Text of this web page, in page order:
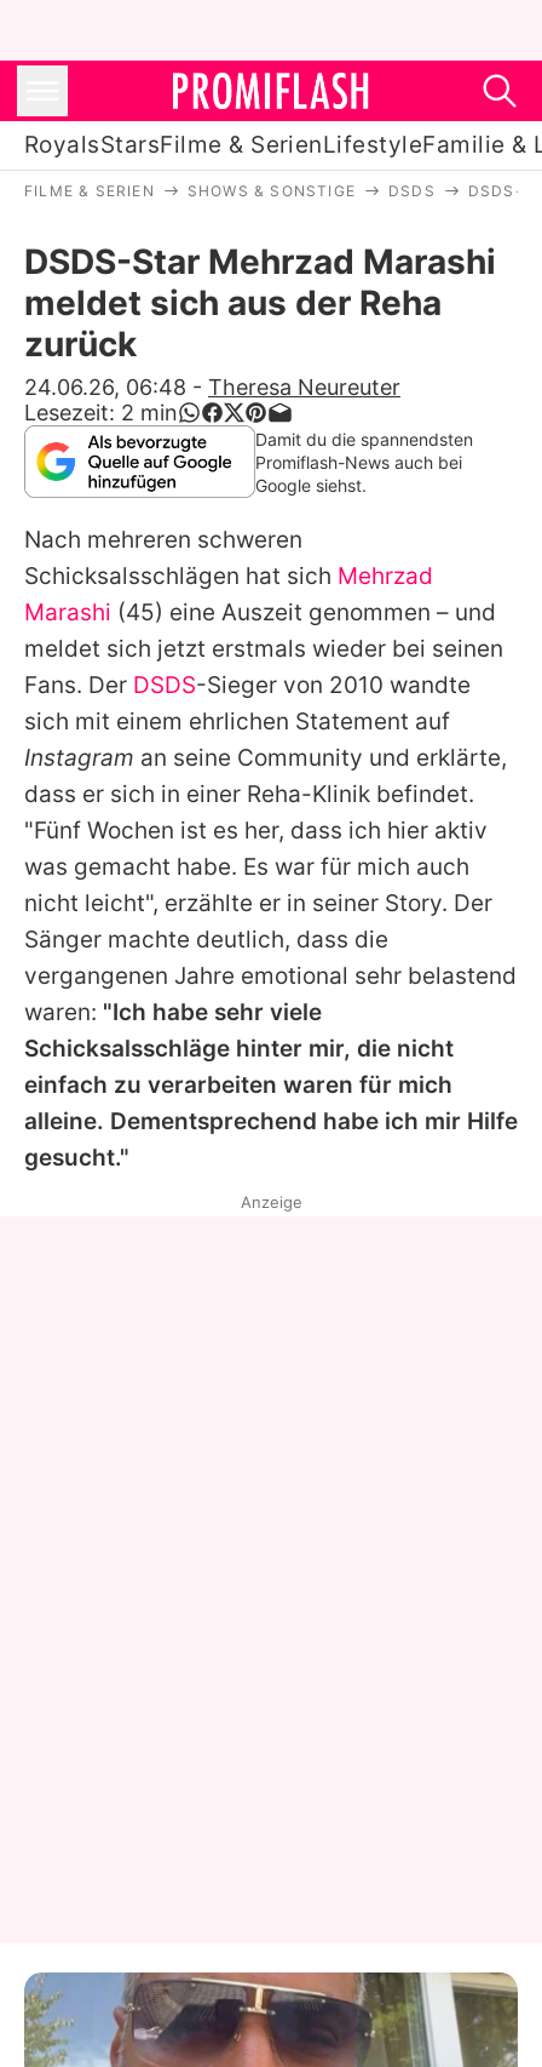
RoyalsStarsFilme & SerienLifestyleFamilie &
Stars
Filme & Serien
Lifestyle
Familie & Liebe
Promiflash Exklusiv
Alle Themen auf Promiflash
Jobs
App runterladen
Team
Redaktionelle Richtlinien
Impressum
Datenschutzerklärung
Nutzungsbedingungen
Utiq verwalten
FILME & SERIEN SHOWS & SONSTIGE DSDS DSDS-
DSDS-Star Mehrzad Marashi
meldet sich aus der Reha
zurück
24.06.26, 06:48 - Theresa Neureuter
Lesezeit: 2 min
Damit du die spannendsten
Promiflash-News auch bei
Google siehst.
Nach mehreren schweren
Schicksalsschlägen hat sich Mehrzad
Marashi (45) eine Auszeit genommen – und
meldet sich jetzt erstmals wieder bei seinen
Fans. Der DSDS-Sieger von 2010 wandte
sich mit einem ehrlichen Statement auf
Instagram an seine Community und erklärte,
dass er sich in einer Reha-Klinik befindet.
"Fünf Wochen ist es her, dass ich hier aktiv
was gemacht habe. Es war für mich auch
nicht leicht", erzählte er in seiner Story. Der
Sänger machte deutlich, dass die
vergangenen Jahre emotional sehr belastend
waren: "Ich habe sehr viele
Schicksalsschläge hinter mir, die nicht
einfach zu verarbeiten waren für mich
alleine. Dementsprechend habe ich mir Hilfe
gesucht."
Anzeige